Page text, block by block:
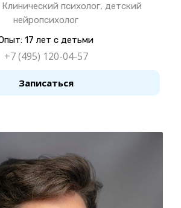
Клинический психолог, детский
нейропсихолог
17 лет с детьми
+7 (495) 120-04-57
Записаться